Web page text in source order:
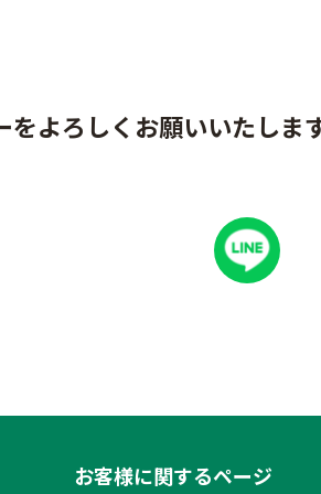
をよろしくお願いいたしま
お客様に関するページ